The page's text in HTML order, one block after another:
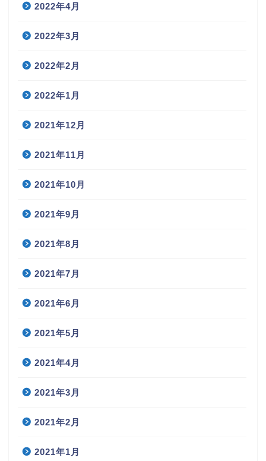
2022年4月
2022年3月
2022年2月
2022年1月
2021年12月
2021年11月
2021年10月
2021年9月
2021年8月
2021年7月
2021年6月
2021年5月
2021年4月
2021年3月
2021年2月
2021年1月